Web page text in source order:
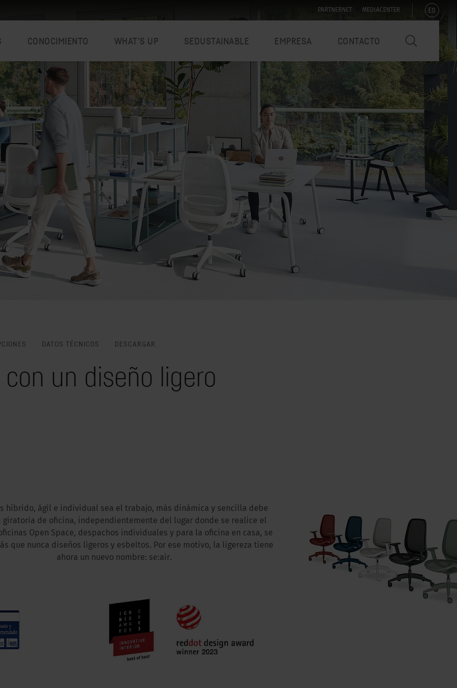
PARTNERNET MEDIACENTER ES
CONOCIMIENTO WHAT’S UP SEDUSTAINABLE EMPRESA CONTACTO
DATOS TÉCNICOS DESCARGAR
un diseño ligero
híbrido, ágil e individual sea el trabajo, más dinámica y sencilla debe
giratoria de oficina, independientemente del lugar donde se realice el
Open Space, despachos individuales y para la oficina en casa, se
que nunca diseños ligeros y esbeltos. Por ese motivo, la ligereza tiene
ahora un nuevo nombre: se:air.